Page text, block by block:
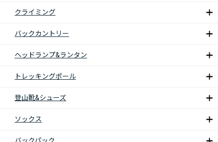
クライミング
バックカントリー
ヘッドランプ&ランタン
トレッキングポール
登山靴&シューズ
ソックス